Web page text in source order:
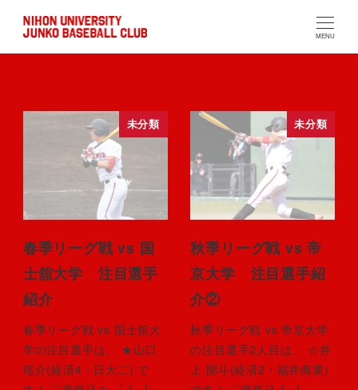
MENU
未分類
春季リーグ戦 vs 国
士舘大学 注目選手
紹介
春季リーグ戦 vs 国士舘大
学の注目選手は、 ★山口
瑶介(経済4・日大二) で
未分類
秋季リーグ戦 vs 帝
京大学 注目選手紹
介②
秋季リーグ戦 vs 帝京大学
の注目選手2人目は、 ☆井
上 開斗(経済2・福井商業)